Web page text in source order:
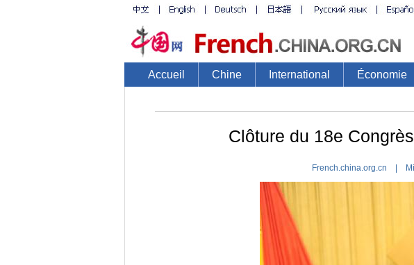
Accueil Chine International Économie
Clôture du 18e
French.china.org.cn |